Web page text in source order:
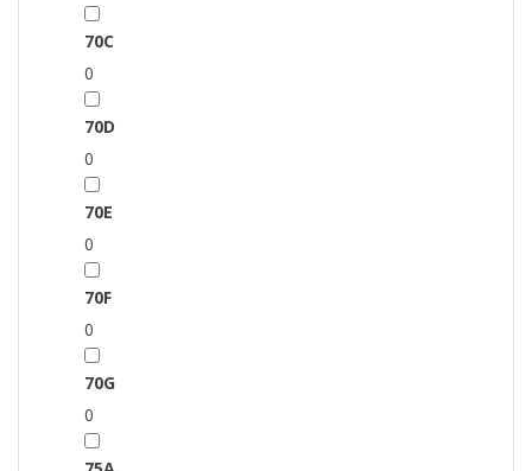
70C
0
70D
0
70E
0
70F
0
70G
0